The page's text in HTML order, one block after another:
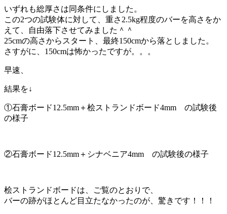
いずれも総厚さは同条件にしました。
この2つの試験体に対して、重さ2.5kg程度のバーを高さをか
えて、自由落下させてみました＾＾
25cmの高さからスタート、最終150cmから落としました。
さすがに、150cmは怖かったですが。。。
早速、
結果を↓
①石膏ボード12.5mm＋桧ストランドボード4mm の試験後
の様子
②石膏ボード12.5mm＋シナベニア4mm の試験後の様子
桧ストランドボードは、ご覧のとおりで、
バーの跡がほとんど目立たなかったのが、驚きです！！！